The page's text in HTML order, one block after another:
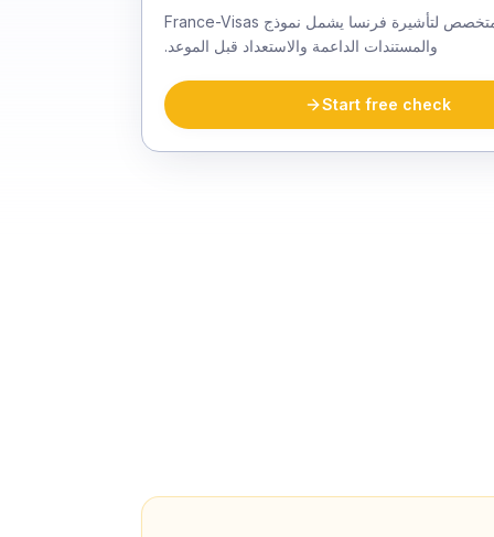
تحضير متخصص لتأشيرة فرنسا يشمل نموذج France-Visas
والمستندات الداعمة والاستعداد قبل الموعد.
Start free check